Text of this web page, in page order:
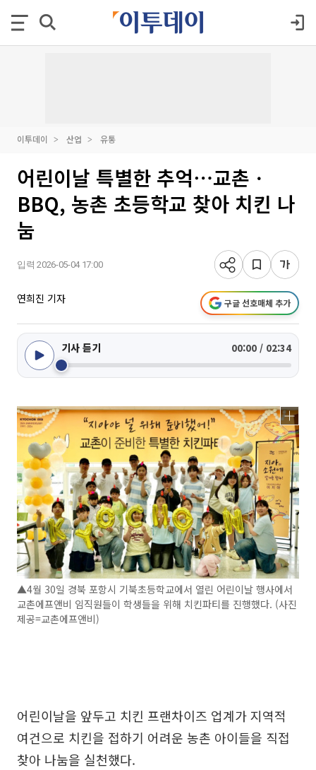
이투데이 산업 유통
어린이날 특별한 추억⋯교촌ㆍ
BBQ, 농촌 초등학교 찾아 치킨 나
눔
입력 2026-05-04 17:00
연희진 기자 구글 선호매체 추가
기사 듣기 00:00 / 02:34
▲4월 30일 경북 포항시 기북초등학교에서 열린 어린이날 행사에서
교촌에프앤비 임직원들이 학생들을 위해 치킨파티를 진행했다. (사진
제공=교촌에프앤비)
어린이날을 앞두고 치킨 프랜차이즈 업계가 지역적
여건으로 치킨을 접하기 어려운 농촌 아이들을 직접
찾아 나눔을 실천했다.